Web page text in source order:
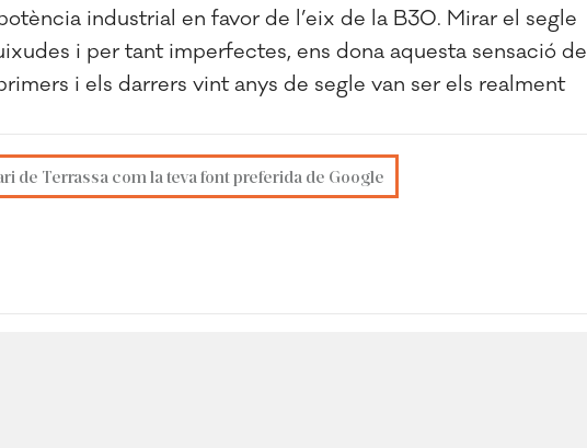
industrial en favor de l’eix de la B30. Mirar el segle
i per tant imperfectes, ens dona aquesta sensació de
i els darrers vint anys de segle van ser els realment
de Terrassa com la teva font preferida de Google